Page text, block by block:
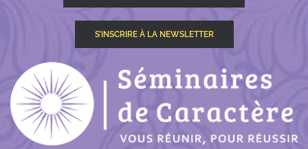
S’INSCRIRE À LA NEWSLETTER